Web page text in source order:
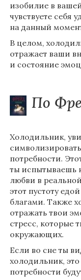
изобилие в
чувствуете себя
на данный
В целом,
отражает ваши
и состояние
По
Холодильник,
потребности.
ты испытываешь
любви в
этот пустоту
благами. Также
отражать твои
стресс, которые
окружающих.
Если во сне ты
холодильник,
потребности